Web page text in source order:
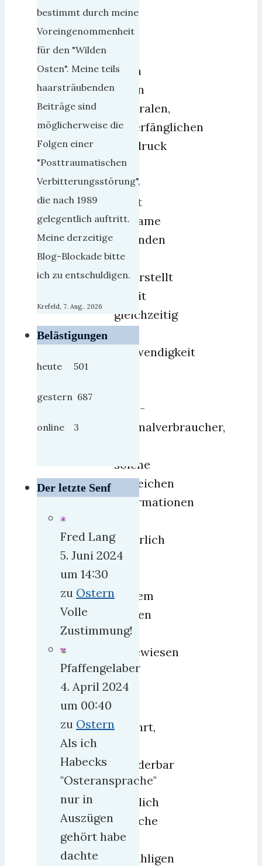
Da
hat
doch
einen
neutralen,
unverfänglichen
Ausdruck
für
das
Wort
Reklame
gefunden
und
unterstellt
damit
gleichzeitig
Notwendigkeit
Otto-
Normalverbraucher,
solche
hilfreichen
Informationen
natürlich
nur
seinem
Besten
–
angewiesen
zu
sein.
erfährt,
wunderbar
und
nützlich
manche
der
unzähligen
bestimmt durch meine
Voreingenommenheit
für den "Wilden
Osten". Meine teils
haarsträubenden
Beiträge sind
möglicherweise die
Folgen einer
"Posttraumatischen
Verbitterungsstörung",
die nach 1989
gelegentlich auftritt.
Meine derzeitige
Blog-Blockade bitte
ich zu entschuldigen.
Krefeld, 7. Aug.. 2026
Belästigungen
heute 501
gestern 687
online 3
Der letzte Senf
Fred Lang
5. Juni 2024
um 14:30
zu Ostern
Volle
Zustimmung!
Pfaffengelaber
4. April 2024
um 00:40
zu Ostern
Als ich
Habecks
"Osteransprache"
nur in
Auszügen
gehört habe
dachte